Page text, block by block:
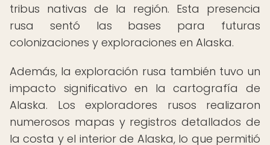
tribus nativas de la región. Esta presencia
rusa sentó las bases para futuras
colonizaciones y exploraciones en Alaska.
Además, la exploración rusa también tuvo un
impacto significativo en la cartografía de
Alaska. Los exploradores rusos realizaron
numerosos mapas y registros detallados de
la costa y el interior de Alaska, lo que permitió